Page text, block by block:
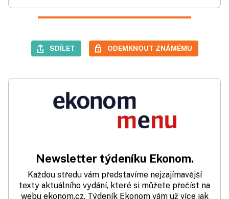
SDÍLET ODEMKNOUT ZNÁMÉMU
Newsletter týdeníku Ekonom.
Každou středu vám představíme nejzajímavější
texty aktuálního vydání, které si můžete přečíst na
webu ekonom.cz. Týdeník Ekonom vám už více jak